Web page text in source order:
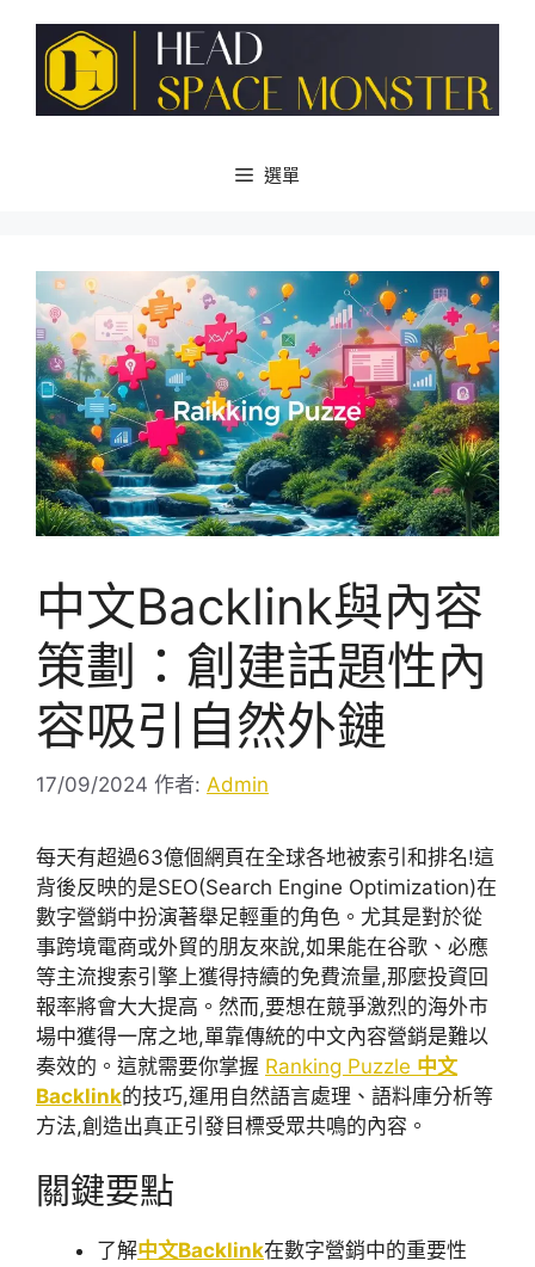
選單
中文Backlink與內容
策劃：創建話題性內
容吸引自然外鏈
17/09/2024 作者: Admin
每天有超過63億個網頁在全球各地被索引和排名!這
背後反映的是SEO(Search Engine Optimization)在
數字營銷中扮演著舉足輕重的角色。尤其是對於從
事跨境電商或外貿的朋友來說,如果能在谷歌、必應
等主流搜索引擎上獲得持續的免費流量,那麼投資回
報率將會大大提高。然而,要想在競爭激烈的海外市
場中獲得一席之地,單靠傳統的中文內容營銷是難以
奏效的。這就需要你掌握 Ranking Puzzle 中文
Backlink的技巧,運用自然語言處理、語料庫分析等
方法,創造出真正引發目標受眾共鳴的內容。
關鍵要點
了解中文Backlink在數字營銷中的重要性